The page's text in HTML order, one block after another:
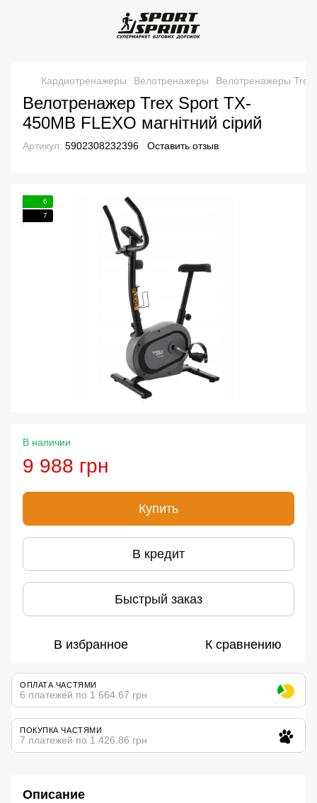
Кардиотренажеры Велотренажеры Велотренажеры Trex
Велотренажер Trex Sport TX-
450MB FLEXO магнітний сірий
Артикул: 5902308232396 Оставить отзыв
6
7
В наличии
9 988 грн
Купить
В кредит
Быстрый заказ
В избранное К сравнению
ОПЛАТА ЧАСТЯМИ
6 платежей по 1 664.67 грн
ПОКУПКА ЧАСТЯМИ
7 платежей по 1 426.86 грн
Описание